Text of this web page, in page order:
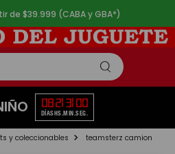
de $39.999 (CABA y GBA*)
08
DÍAS
21
HS.
31
MIN.
00
SEG.
y coleccionables teamsterz camion